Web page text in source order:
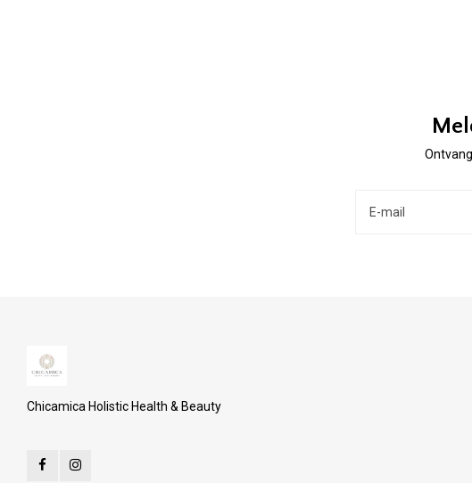
Chicamica Holistic Health & Beauty